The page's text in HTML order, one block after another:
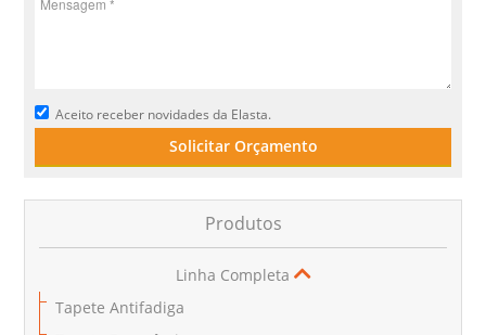
Aceito receber novidades da Elasta.
Solicitar Orçamento
Produtos
Linha Completa
Tapete Antifadiga